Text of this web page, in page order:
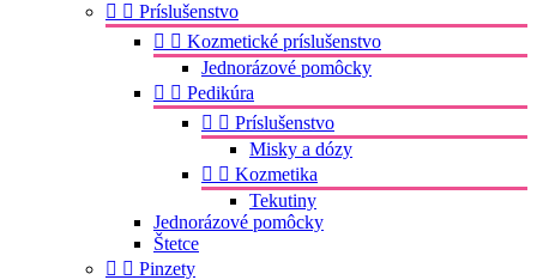
  Príslušenstvo
  Kozmetické príslušenstvo
Jednorázové pomôcky
  Pedikúra
  Príslušenstvo
Misky a dózy
  Kozmetika
Tekutiny
Jednorázové pomôcky
Štetce
  Pinzety